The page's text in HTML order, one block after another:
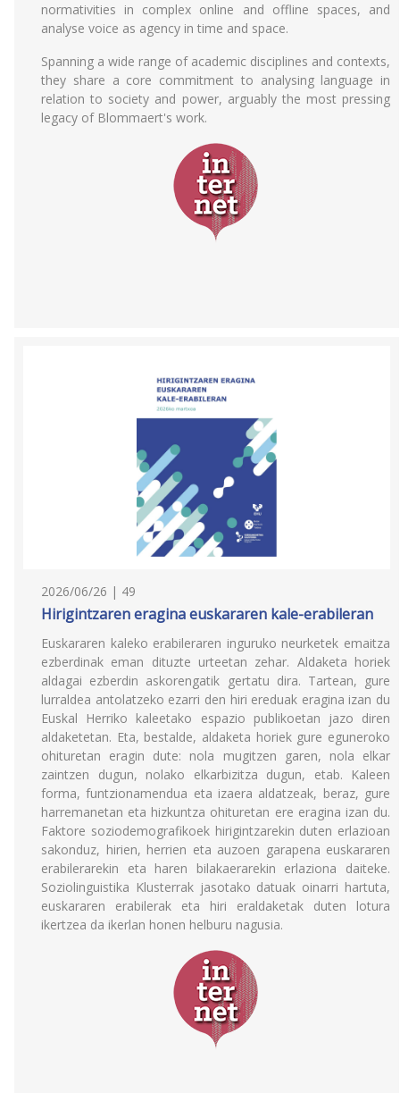
normativities in complex online and offline spaces, and
analyse voice as agency in time and space.
Spanning a wide range of academic disciplines and contexts,
they share a core commitment to analysing language in
relation to society and power, arguably the most pressing
legacy of Blommaert's work.
2026/06/26 | 49
Hirigintzaren eragina euskararen kale-erabileran
Euskararen kaleko erabileraren inguruko neurketek emaitza
ezberdinak eman dituzte urteetan zehar. Aldaketa horiek
aldagai ezberdin askorengatik gertatu dira. Tartean, gure
lurraldea antolatzeko ezarri den hiri ereduak eragina izan du
Euskal Herriko kaleetako espazio publikoetan jazo diren
aldaketetan. Eta, bestalde, aldaketa horiek gure eguneroko
ohituretan eragin dute: nola mugitzen garen, nola elkar
zaintzen dugun, nolako elkarbizitza dugun, etab. Kaleen
forma, funtzionamendua eta izaera aldatzeak, beraz, gure
harremanetan eta hizkuntza ohituretan ere eragina izan du.
Faktore soziodemografikoek hirigintzarekin duten erlazioan
sakonduz, hirien, herrien eta auzoen garapena euskararen
erabilerarekin eta haren bilakaerarekin erlaziona daiteke.
Soziolinguistika Klusterrak jasotako datuak oinarri hartuta,
euskararen erabilerak eta hiri eraldaketak duten lotura
ikertzea da ikerlan honen helburu nagusia.